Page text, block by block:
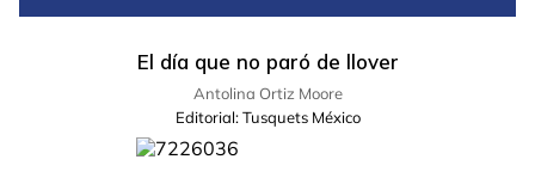
El día que no paró de llover
Antolina Ortiz Moore
Editorial: Tusquets México